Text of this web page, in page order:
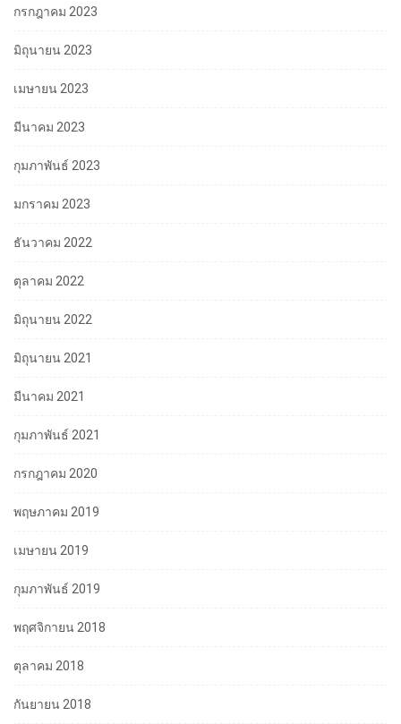
กรกฎาคม 2023
มิถุนายน 2023
เมษายน 2023
มีนาคม 2023
กุมภาพันธ์ 2023
มกราคม 2023
ธันวาคม 2022
ตุลาคม 2022
มิถุนายน 2022
มิถุนายน 2021
มีนาคม 2021
กุมภาพันธ์ 2021
กรกฎาคม 2020
พฤษภาคม 2019
เมษายน 2019
กุมภาพันธ์ 2019
พฤศจิกายน 2018
ตุลาคม 2018
กันยายน 2018